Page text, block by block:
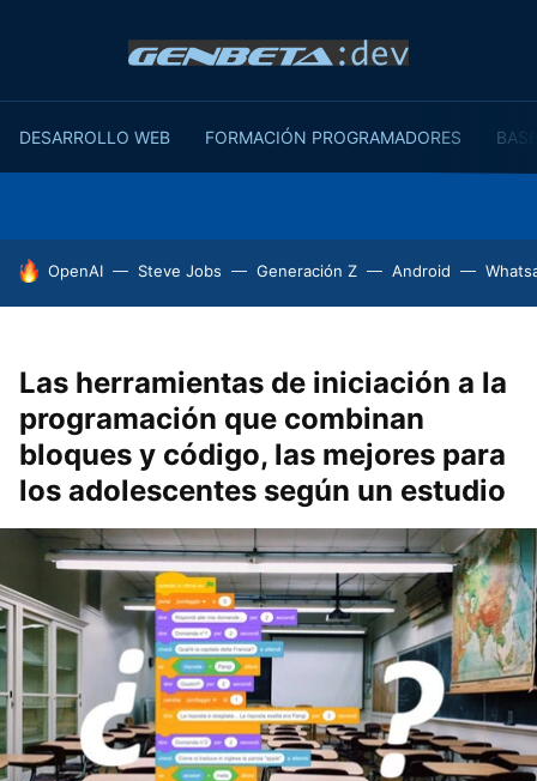
DESARROLLO WEB FORMACIÓN PROGRAMADORES
HOY SE HABLA DE
OpenAI Steve Jobs Generación Z Android
Las herramientas de iniciación a la
programación que combinan
bloques y código, las mejores para
los adolescentes según un estudio